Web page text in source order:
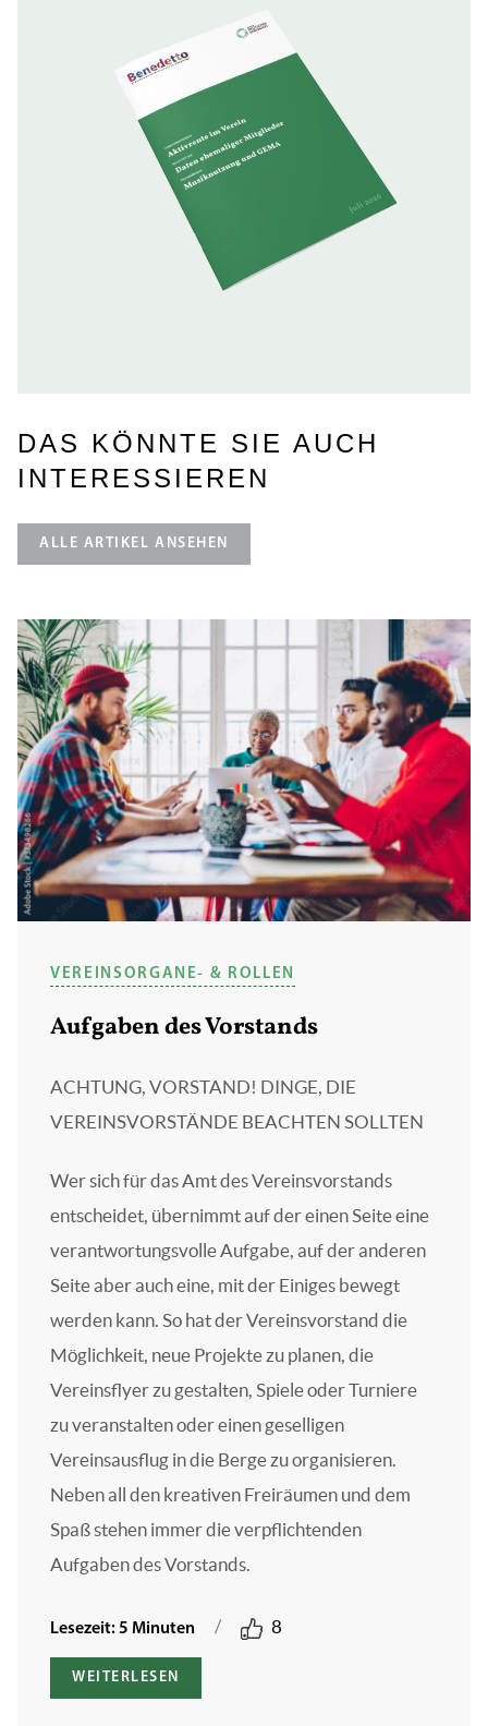
DAS KÖNNTE SIE AUCH
INTERESSIEREN
ALLE ARTIKEL ANSEHEN
VEREINSORGANE- & ROLLEN
Aufgaben des Vorstands
ACHTUNG, VORSTAND! DINGE, DIE
VEREINSVORSTÄNDE BEACHTEN SOLLTEN
Wer sich für das Amt des Vereinsvorstands
entscheidet, übernimmt auf der einen Seite eine
verantwortungsvolle Aufgabe, auf der anderen
Seite aber auch eine, mit der Einiges bewegt
werden kann. So hat der Vereinsvorstand die
Möglichkeit, neue Projekte zu planen, die
Vereinsflyer zu gestalten, Spiele oder Turniere
zu veranstalten oder einen geselligen
Vereinsausflug in die Berge zu organisieren.
Neben all den kreativen Freiräumen und dem
Spaß stehen immer die verpflichtenden
Aufgaben des Vorstands.
Lesezeit: 5 Minuten / 8
WEITERLESEN